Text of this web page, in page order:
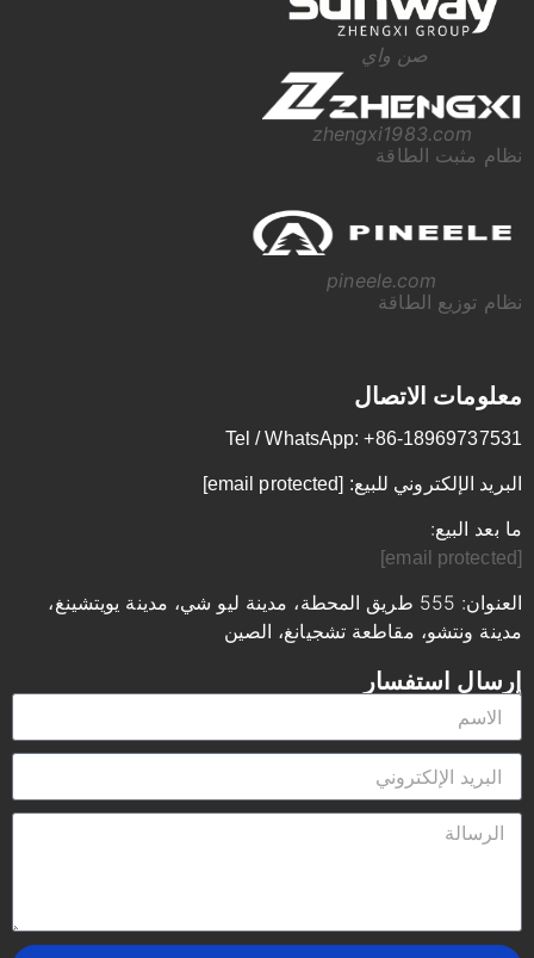
صن واي
zhengxi1983.com
نظام مثبت الطاقة
pineele.com
نظام توزيع الطاقة
معلومات الاتصال
Tel / WhatsApp: +86-18969737531
البريد الإلكتروني للبيع: [email protected]
ما بعد البيع:
[email protected]
العنوان: 555 طريق المحطة، مدينة ليو شي، مدينة يويتشينغ،
مدينة ونتشو، مقاطعة تشجيانغ، الصين
إرسال استفسار